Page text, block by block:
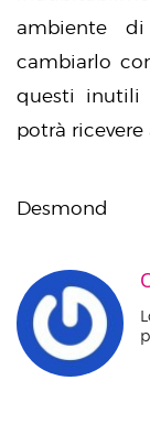
ambiente
cambiarlo
questi inutili
potrà
Desmond